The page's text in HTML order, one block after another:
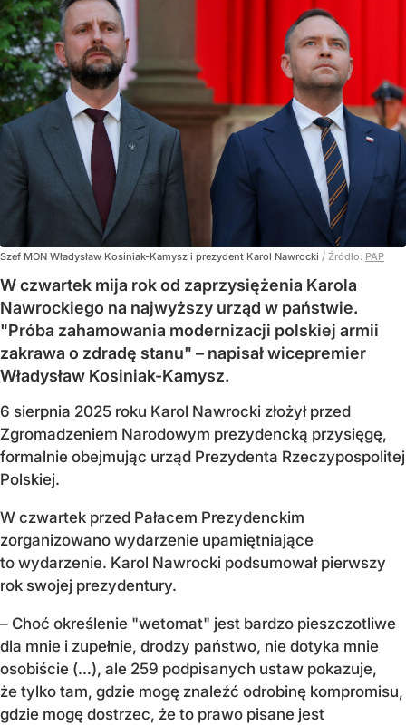
Szef MON Władysław Kosiniak-Kamysz i prezydent Karol Nawrocki / Źródło: PAP
W czwartek mija rok od zaprzysiężenia Karola
Nawrockiego na najwyższy urząd w państwie.
"Próba zahamowania modernizacji polskiej armii
zakrawa o zdradę stanu" – napisał wicepremier
Władysław Kosiniak-Kamysz.
6 sierpnia 2025 roku Karol Nawrocki złożył przed
Zgromadzeniem Narodowym prezydencką przysięgę,
formalnie obejmując urząd Prezydenta Rzeczypospolitej
Polskiej.
W czwartek przed Pałacem Prezydenckim
zorganizowano wydarzenie upamiętniające
to wydarzenie. Karol Nawrocki podsumował pierwszy
rok swojej prezydentury.
– Choć określenie "wetomat" jest bardzo pieszczotliwe
dla mnie i zupełnie, drodzy państwo, nie dotyka mnie
osobiście (…), ale 259 podpisanych ustaw pokazuje,
że tylko tam, gdzie mogę znaleźć odrobinę kompromisu,
gdzie mogę dostrzec, że to prawo pisane jest